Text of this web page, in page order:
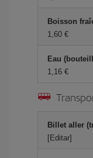
Boisson
1,60 €
Eau
1,16 €
Billet aller
[Editar]